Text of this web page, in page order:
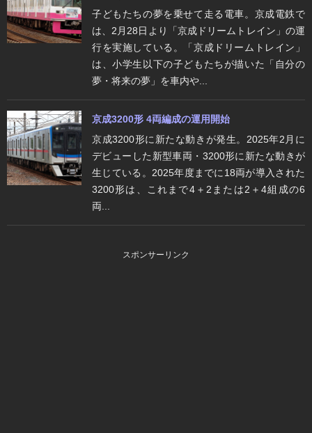
子どもたちの夢を乗せて走る電車。京成電鉄で
は、2月28日より「京成ドリームトレイン」の運
行を実施している。「京成ドリームトレイン」
は、小学生以下の子どもたちが描いた「自分の
夢・将来の夢」を車内や...
京成3200形 4両編成の運用開始
京成3200形に新たな動きが発生。2025年2月に
デビューした新型車両・3200形に新たな動きが
生じている。2025年度までに18両が導入された
3200形は、これまで4＋2または2＋4組成の6
両...
スポンサーリンク